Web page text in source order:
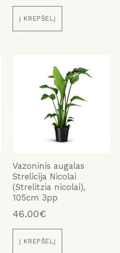
Į KREPŠELĮ
Vazoninis augalas
Strelicija Nicolai
(Strelitzia nicolai),
105cm 3pp
46.00€
Į KREPŠELĮ